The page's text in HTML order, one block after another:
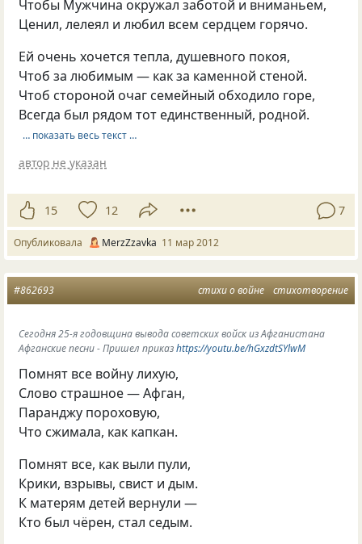
Чтобы Мужчина окружал заботой и вниманьем,
Ценил, лелеял и любил всем сердцем горячо.
Ей очень хочется тепла, душевного покоя,
Чтоб за любимым — как за каменной стеной.
Чтоб стороной очаг семейный обходило горе,
Всегда был рядом тот единственный, родной.
… показать весь текст …
автор не указан
15 12 7
Опубликовала MerzZzavka 11 мар 2012
стихи о войне стихотворение
#862693
Сегодня 25-я годовщина вывода советских войск из Афганистана
Афганские песни - Пришел приказhttps://youtu.be/hGxzdtSYlwM
Помнят все войну лихую,
Слово страшное — Афган,
Паранджу пороховую,
Что сжимала, как капкан.
Помнят все, как выли пули,
Крики, взрывы, свист и дым.
К матерям детей вернули —
Кто был чёрен, стал седым.